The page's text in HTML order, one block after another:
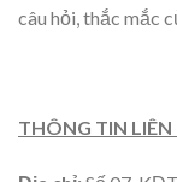
câu hỏi, thắc mắc
THÔNG TIN LIÊN